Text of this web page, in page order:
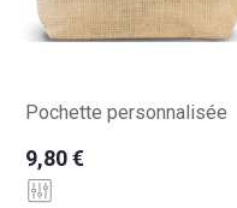
Pochette personnalisée
9,80 €